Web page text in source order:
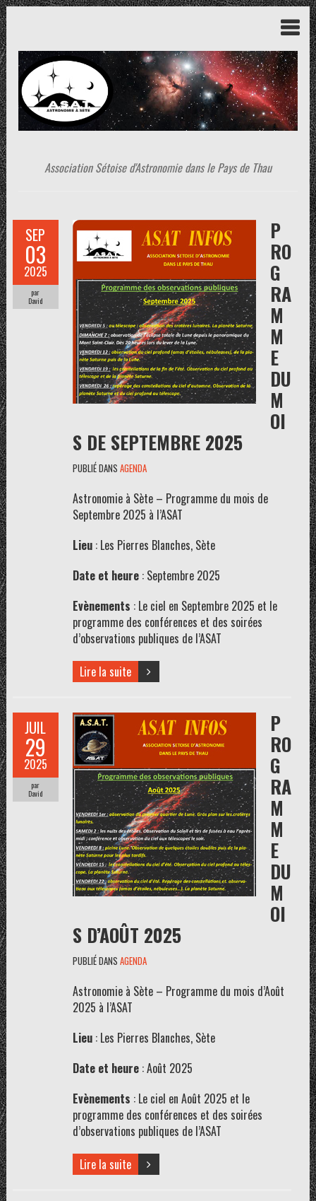
Association Sétoise d'Astronomie dans le Pays de Thau
SEP
03
2025
par
David
P
RO
G
RA
M
M
E
DU
M
OI
S DE SEPTEMBRE 2025
PUBLIÉ DANS AGENDA
Astronomie à Sète – Programme du mois de
Septembre 2025 à l’ASAT
Lieu : Les Pierres Blanches, Sète
Date et heure: Septembre 2025
Evènements : Le ciel en Septembre 2025 et le
programme des conférences et des soirées
d’observations publiques de l’ASAT
Lire la suite
JUIL
29
2025
par
David
P
RO
G
RA
M
M
E
DU
M
OI
S D’AOÛT 2025
PUBLIÉ DANS AGENDA
Astronomie à Sète – Programme du mois d’Août
2025 à l’ASAT
Lieu : Les Pierres Blanches, Sète
Date et heure: Août 2025
Evènements : Le ciel en Août 2025 et le
programme des conférences et des soirées
d’observations publiques de l’ASAT
Lire la suite